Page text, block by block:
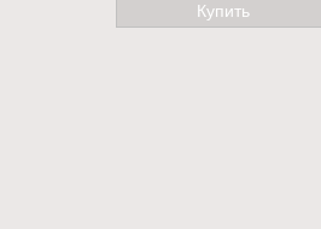
Купить